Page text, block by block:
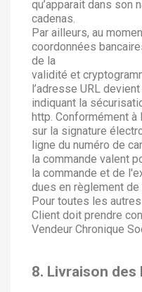
qu’apparait dans son
cadenas.
Par ailleurs, au
coordonnées
de la
validité et
l’adresse URL
indiquant la
http. Conformément
sur la signature
ligne du numéro de
la commande valent
la commande et de
dues en règlement
Pour toutes les
Client doit prendre
Vendeur Chronique
8. Livraison des